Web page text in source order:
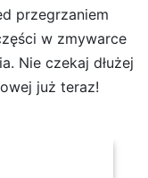
przegrzaniem
w zmywarce
Nie czekaj dłużej
już teraz!